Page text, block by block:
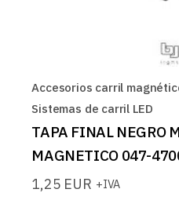
Accesorios carril
Sistemas de carril LED
TAPA FINAL NEGRO
MAGNETICO 047-
1,25 EUR +IVA